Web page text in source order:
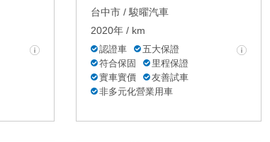
台中市 / 駿曜汽車
2020年 / km
認證車
五大保證
符合保固
里程保證
實車實價
友善試車
非多元化營業用車